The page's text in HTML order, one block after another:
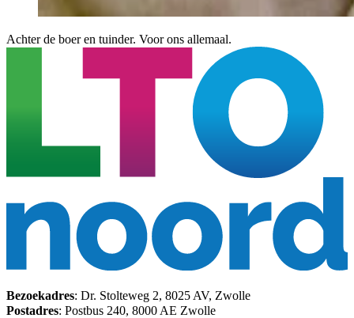
Achter de boer en tuinder. Voor ons allemaal.
Bezoekadres: Dr. Stolteweg 2, 8025 AV, Zwolle
Postadres: Postbus 240, 8000 AE Zwolle